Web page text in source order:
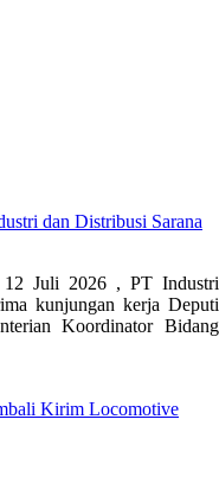
dan Distribusi Sarana
12 Juli 2026 , PT Industri
kunjungan kerja Deputi
Koordinator Bidang